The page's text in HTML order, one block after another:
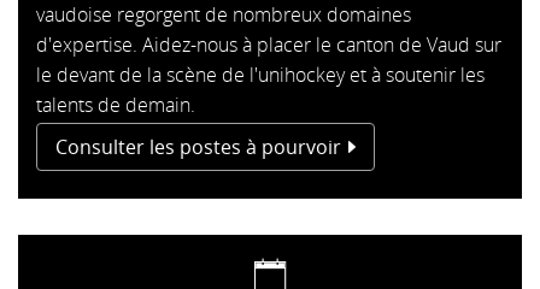
vaudoise regorgent de nombreux domaines
d'expertise. Aidez-nous à placer le canton de Vaud sur
le devant de la scène de l'unihockey et à soutenir les
talents de demain.
Consulter les postes à pourvoir